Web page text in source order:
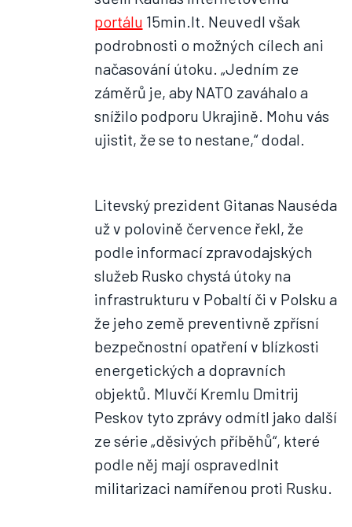
portálu 15min.lt. Neuvedl však
podrobnosti o možných cílech ani
načasování útoku. „Jedním ze
záměrů je, aby NATO zaváhalo a
snížilo podporu Ukrajině. Mohu vás
ujistit, že se to nestane,“ dodal.
Litevský prezident Gitanas Nauséda
už v polovině července řekl, že
podle informací zpravodajských
služeb Rusko chystá útoky na
infrastrukturu v Pobaltí či v Polsku a
že jeho země preventivně zpřísní
bezpečnostní opatření v blízkosti
energetických a dopravních
objektů. Mluvčí Kremlu Dmitrij
Peskov tyto zprávy odmítl jako další
ze série „děsivých příběhů“, které
podle něj mají ospravedlnit
militarizaci namířenou proti Rusku.